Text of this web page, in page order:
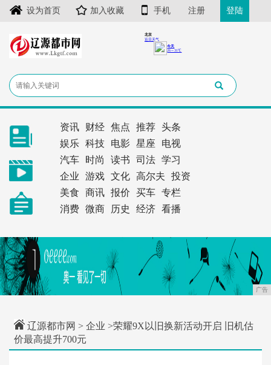
设为首页 加入收藏 手机 注册 登陆
资讯 财经 焦点 推荐
头条
娱乐
科技 电影 星座
电视
汽车
时尚 读书 司法
学习
企业
游戏 文化 高尔夫
投资
美食
商讯 报价 买车
专栏
消费
微商 历史 经济 看播
广告
辽源都市网 > 企业 >荣耀9X以旧换新活动开启 旧机估
价最高提升700元